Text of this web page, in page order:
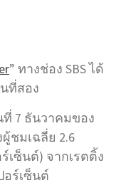
” ทางช่อง SBS ได้
ที่สอง
ที่ 7 ธันวาคมของ
ชมเฉลี่ย 2.6
เซ็นต์) จากเรตติ้ง
อร์เซ็นต์